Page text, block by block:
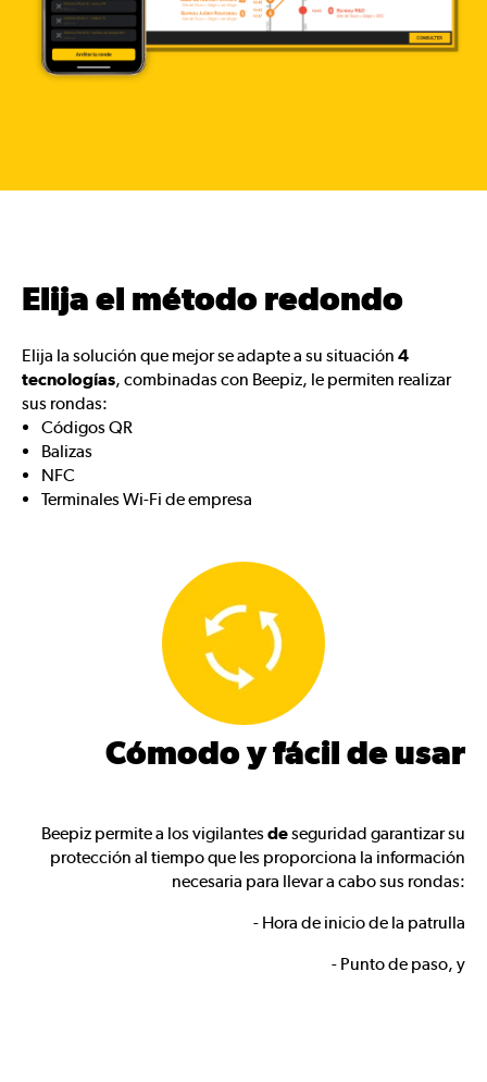
Elija el método redondo
Elija la solución que mejor se adapte a su situación 4
tecnologías, combinadas con Beepiz, le permiten realizar
sus rondas:
Códigos QR
Balizas
NFC
Terminales Wi-Fi de empresa
Cómodo y fácil de usar
Beepiz permite a los vigilantesdeseguridad garantizar su
protección al tiempo que les proporciona la información
necesaria para llevar a cabo sus rondas:
- Hora de inicio de la patrulla
- Punto de paso, y